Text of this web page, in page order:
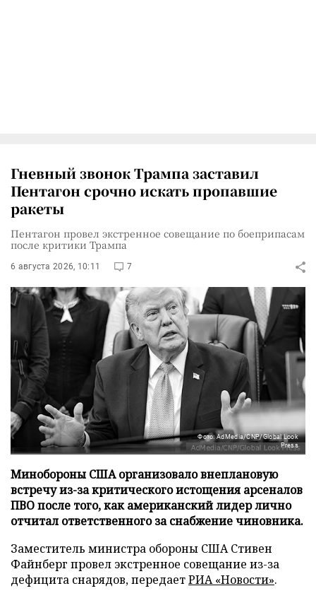
Гневный звонок Трампа заставил
Пентагон срочно искать пропавшие
ракеты
Пентагон провел экстренное совещание по боеприпасам
после критики Трампа
6 августа 2026, 10:11 7
Фото: AdMedia/CNP/Global Look
Press
Минобороны США организовало внеплановую
встречу из-за критического истощения арсеналов
ПВО после того, как американский лидер лично
отчитал ответственного за снабжение чиновника.
Заместитель министра обороны США Стивен
Файнберг провел экстренное совещание из-за
дефицита снарядов, передаетРИА «Новости».